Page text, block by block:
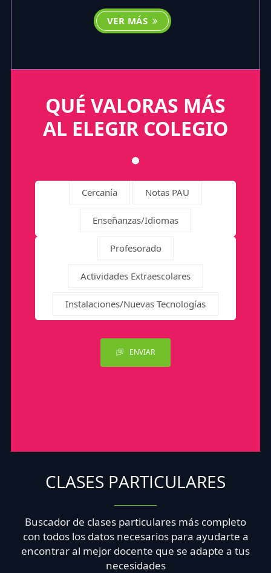
VER MÁS
QUÉ VALORAS MÁS
AL ELEGIR COLEGIO
Cercanía Notas PAU
Enseñanzas/Idiomas
Profesorado
Actividades Extraescolares
Instalaciones/Nuevas Tecnologías
ENVIAR
CLASES PARTICULARES
Buscador de clases particulares más completo
con todos los datos necesarios para ayudarte a
encontrar al mejor docente que se adapte a tus
necesidades